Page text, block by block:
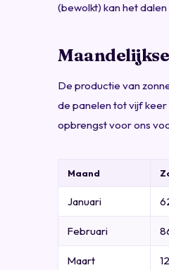
(bewolkt) kan het
De productie van
de panelen tot vijf
opbrengst voor ons
Maand
Januari
Februari
Maart